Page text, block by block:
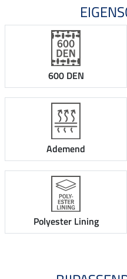
600 DEN
Ademend
Polyester Lining